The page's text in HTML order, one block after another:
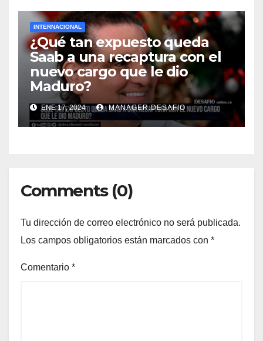
INTERNACIONAL
¿Qué tan expuesto queda
Saab a una recaptura con el
nuevo cargo que le dio
Maduro?
ENE 17, 2024 MANAGER.DESAFIO
Comments (0)
Tu dirección de correo electrónico no será publicada.
Los campos obligatorios están marcados con *
Comentario *